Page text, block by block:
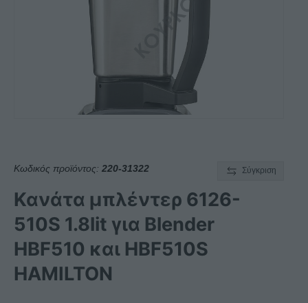
Κωδικός προϊόντος: 220-31322 Σύγκριση
Κανάτα μπλέντερ 6126-
510S 1.8lit για Blender
ΗBF510 και HBF510S
HAMILTON